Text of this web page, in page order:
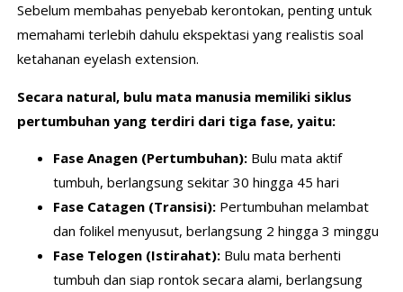
Sebelum membahas penyebab kerontokan, penting untuk
memahami terlebih dahulu ekspektasi yang realistis soal
ketahanan eyelash extension.
Secara natural, bulu mata manusia memiliki siklus
pertumbuhan yang terdiri dari tiga fase, yaitu:
Fase Anagen (Pertumbuhan):Bulu mata aktif
tumbuh, berlangsung sekitar 30 hingga 45 hari
Fase Catagen (Transisi):Pertumbuhan melambat
dan folikel menyusut, berlangsung 2 hingga 3 minggu
Fase Telogen (Istirahat):Bulu mata berhenti
tumbuh dan siap rontok secara alami, berlangsung